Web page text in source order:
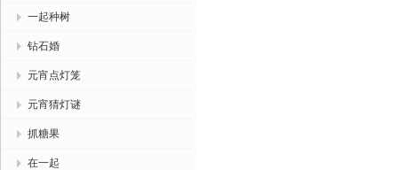
一起种树
钻石婚
元宵点灯笼
元宵猜灯谜
抓糖果
在一起